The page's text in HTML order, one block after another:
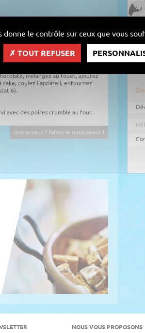
en carrés dans une casserole avec
mélangez au fouet, ajoutez
coulez l'appareil, enfournez
6).
avec des poires crumble au four.
Une erreur ? Faites-le nous savoir !
NOUS VOUS PROPOSONS
le contrôle sur ceux que vous
TOUT REFUSER